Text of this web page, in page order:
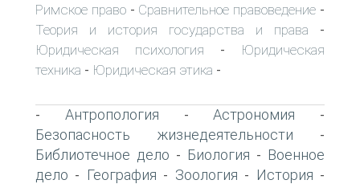
Римское право- Сравнительное правоведение -
Теория и история государства и права -
Юридическая психология -
Юридическая
техника - Юридическая этика -
- Антропология -Астрономия -
Безопасность жизнедеятельности -
Библиотечное дело - Биология - Военное
дело - География - Зоология - История -